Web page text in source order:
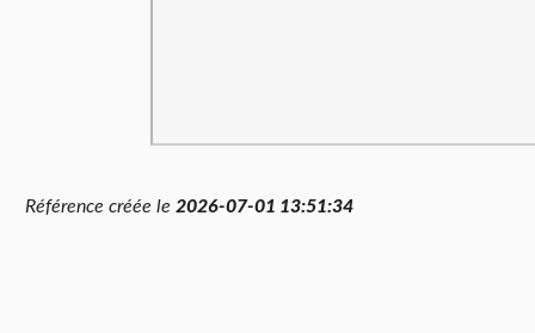
Référence créée le 2026-07-01 13:51:34